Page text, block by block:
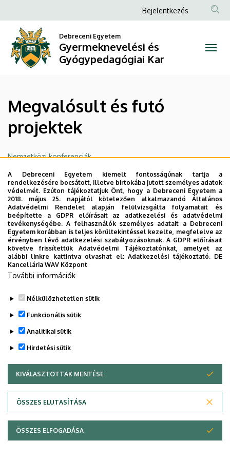
és
futó
projektek
Gyermeknevelési
és
Gyógypedagógiai
Kar
a
tartalomra
Anonim
fiók
menüje
Bejelentkezés
Debreceni Egyetem
Gyermeknevelési és
Gyógypedagógiai Kar
Megvalósult és futó
projektek
Nemzetközi konferenciák
Legutóbbi frissítés: 2022. 07. 22. 13:59
Adatvédelem
Copyright © 2026 Unideb
A Debreceni Egyetem kiemelt fontosságúnak tartja a
rendelkezésére bocsátott, illetve birtokába jutott személyes adatok
védelmét. Ezúton tájékoztatjuk Önt, hogy a Debreceni Egyetem a
2018. május 25. napjától kötelezően alkalmazandó Általános
Adatvédelmi Rendelet alapján felülvizsgálta folyamatait és
beépítette a GDPR előírásait az adatkezelési és adatvédelmi
tevékenységébe. A felhasználók személyes adatait a Debreceni
Egyetem korábban is teljes körültekintéssel kezelte, megfelelve az
érvényben lévő adatkezelési szabályozásoknak. A GDPR előírásait
követve frissítettük Adatvédelmi Tájékoztatónkat, amelyet az
alábbi linkre kattintva olvashat el:Adatkezelési tájékoztató. DE
Kancellária WAV Központ
További információk
Nélkülözhetetlen sütik
Funkcionális sütik
Analitikai sütik
Hirdetési sütik
KIVÁLASZTOTTAK MENTÉSE
ÖSSZES ELUTASÍTÁSA
WITHDRAW CONSENT
ÖSSZES ELFOGADÁSA